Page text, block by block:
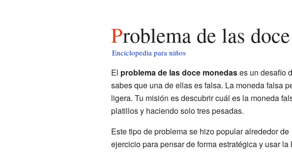
Problema de las
Enciclopedia para niños
El problema de las doce monedases un desafío
sabes que una de ellas es falsa. La moneda falsa
ligera. Tu misión es descubrir cuál es la moneda
platillos y haciendo solo tres pesadas.
Este tipo de problema se hizo popular alrededor
ejercicio para pensar de forma estratégica y usar la